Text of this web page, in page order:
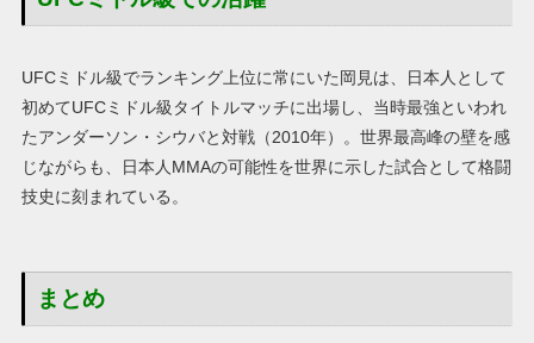
UFCミドル級でランキング上位に常にいた岡見は、日本人として
初めてUFCミドル級タイトルマッチに出場し、当時最強といわれ
たアンダーソン・シウバと対戦（2010年）。世界最高峰の壁を感
じながらも、日本人MMAの可能性を世界に示した試合として格闘
技史に刻まれている。
まとめ